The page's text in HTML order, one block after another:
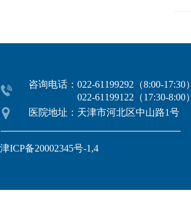
咨询电话：022-61199292（8:00-17:30）
022-61199122（17:30-8:00）
医院地址：天津市河北区中山路1号
津ICP备20002345号-1,4